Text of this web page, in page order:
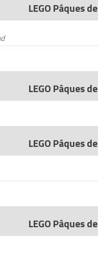
LEGO Pâques de
LEGO Pâques de
LEGO Pâques de
LEGO Pâques de